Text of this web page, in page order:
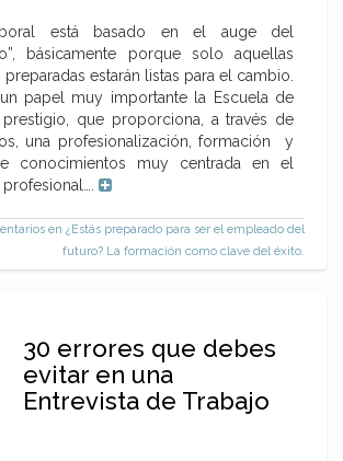
está basado en el auge del
básicamente porque solo aquellas
estarán listas para el cambio.
papel muy importante la Escuela de
que proporciona, a través de
una profesionalización, formación y
conocimientos muy centrada en el
en ¿Estás preparado para ser el empleado del
futuro? La formación como clave del éxito.
30 errores que debes
evitar en una
Entrevista de Trabajo